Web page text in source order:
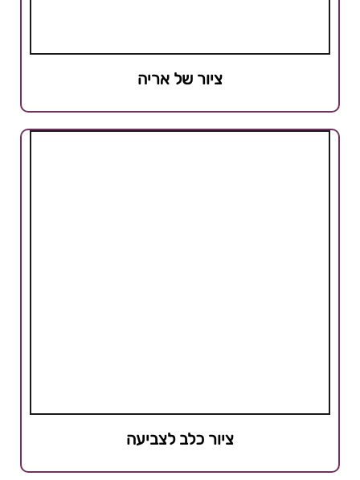
ציור של אריה
ציור כלב לצביעה